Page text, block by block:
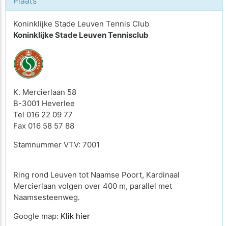
Koninklijke Stade Leuven Tennis Club
Koninklijke Stade Leuven Tennisclub
K. Mercierlaan 58
B-3001 Heverlee
Tel 016 22 09 77
Fax 016 58 57 88
Stamnummer VTV: 7001
Ring rond Leuven tot Naamse Poort, Kardinaal
Mercierlaan volgen over 400 m, parallel met
Naamsesteenweg.
Google map: Klik hier